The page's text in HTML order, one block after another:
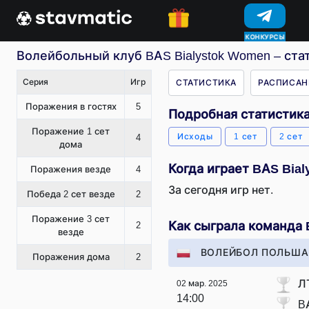
КОНКУРСЫ
Волейбольный клуб BAS Bialystok Women –
Серия Игр
Поражения в гостях 5
Поражение 1 сет
дома
4
Поражения везде 4
Победа 2 сет везде 2
Поражение 3 сет
везде
2
Поражения дома 2
СТАТИСТИКА
Подробная
Исходы 1 сет 2 сет
Когда играет BAS
За сегодня игр нет.
Как сыграла команда
ВОЛЕЙБОЛ
02 мар. 2025
14:00